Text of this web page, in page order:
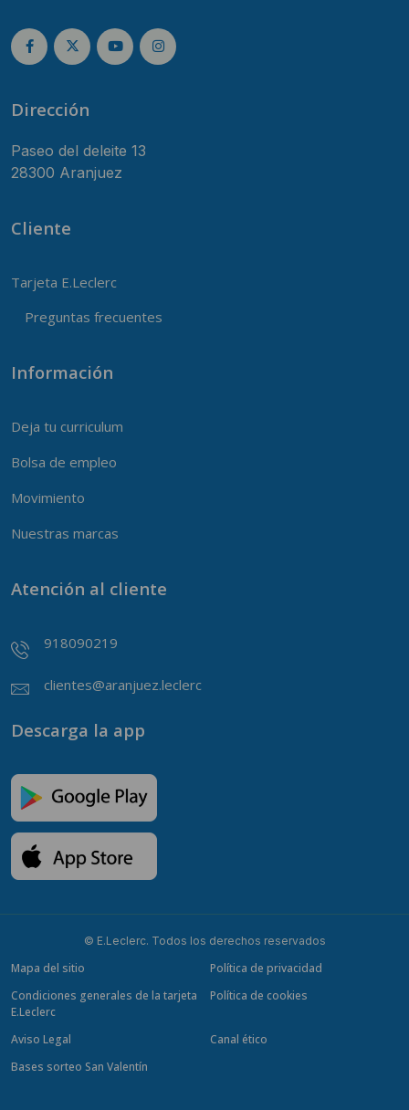
Dirección
Paseo del deleite 13
28300 Aranjuez
Cliente
Tarjeta E.Leclerc
Preguntas frecuentes
Información
Deja tu curriculum
Bolsa de empleo
Movimiento
Nuestras marcas
Atención al cliente
918090219
clientes@aranjuez.leclerc
Descarga la app
© E.Leclerc. Todos los derechos reservados
Mapa del sitio
Política de privacidad
Condiciones generales de la tarjeta
E.Leclerc
Política de cookies
Aviso Legal
Canal ético
Bases sorteo San Valentín